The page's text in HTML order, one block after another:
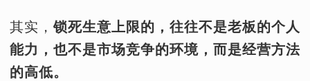
其实， 锁死生意上限的，往往不是老板的个人
能力，也不是市场竞争的环境，而是经营方法
的高低。